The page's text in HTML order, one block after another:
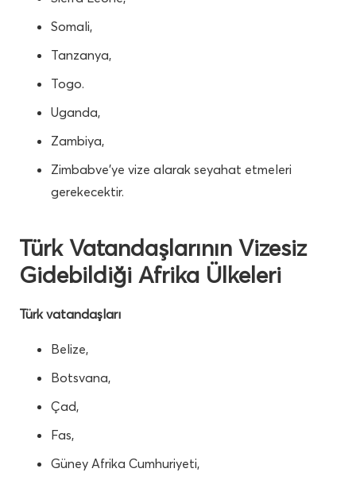
Somali,
Tanzanya,
Togo.
Uganda,
Zambiya,
Zimbabve’ye vize alarak seyahat etmeleri
gerekecektir.
Türk Vatandaşlarının Vizesiz
Gidebildiği Afrika Ülkeleri
Türk vatandaşları
Belize,
Botsvana,
Çad,
Fas,
Güney Afrika Cumhuriyeti,